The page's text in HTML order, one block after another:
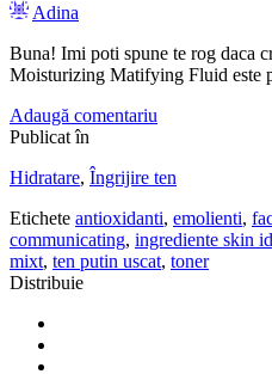
Adina
Buna! Imi poti spune te rog daca
Moisturizing Matifying Fluid este
Adaugă comentariu
Publicat în
Hidratare, Îngrijire ten
Etichete antioxidanti, emolienti,
communicating, ingrediente skin
mixt, ten putin uscat, toner
Distribuie